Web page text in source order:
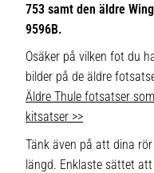
753 samt den äldre
9596B.
Osäker på vilken fot du
bilder på de äldre
Äldre Thule fotsatser
kitsatser >>
Tänk även på att dina
längd. Enklaste sättet